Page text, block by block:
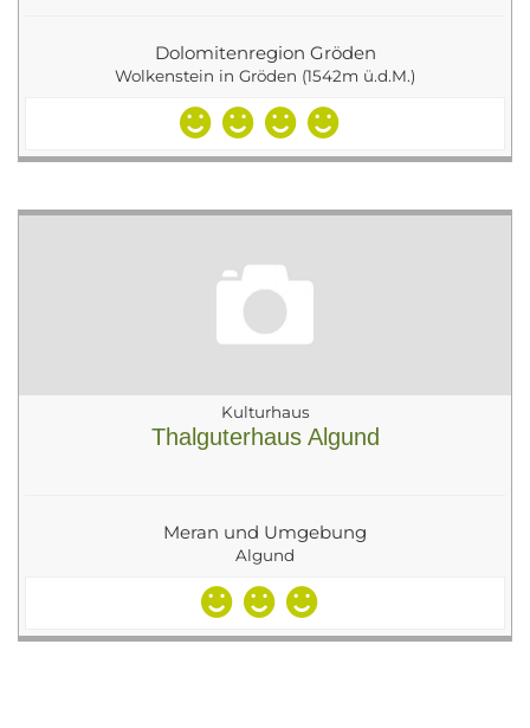
Dolomitenregion Gröden
Wolkenstein in Gröden (1542m ü.d.M.)
Kulturhaus
Thalguterhaus Algund
Meran und Umgebung
Algund